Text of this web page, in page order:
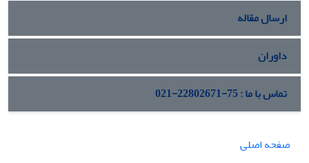
ارسال مقاله
داوران
تماس با ما : 75-22802671-021
صفحه اصلی